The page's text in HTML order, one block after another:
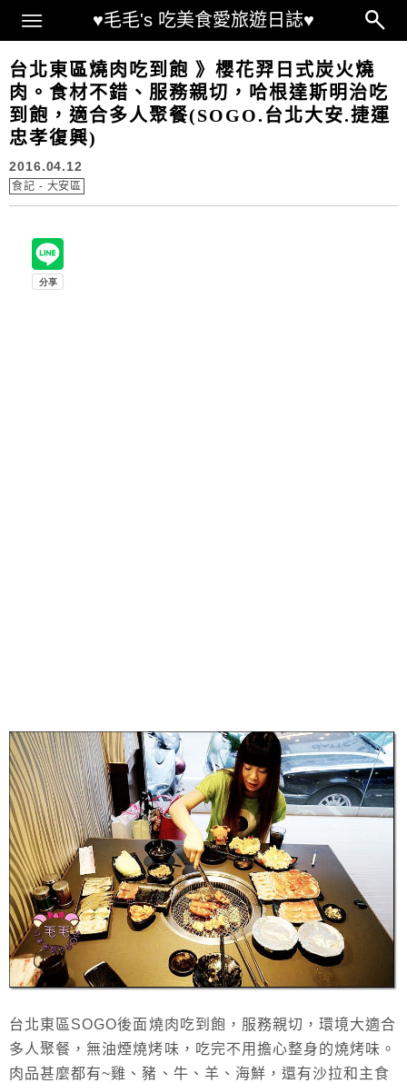
♥毛毛's 吃美食愛旅遊日誌♥
Main Menu
台北東區燒肉吃到飽 》櫻花羿日式炭火燒
肉。食材不錯、服務親切，哈根達斯明治吃
到飽，適合多人聚餐(SOGO.台北大安.捷運
忠孝復興)
2016.04.12
食記 - 大安區
台北東區SOGO後面燒肉吃到飽，服務親切，環境大適合
多人聚餐，無油煙燒烤味，吃完不用擔心整身的燒烤味。
肉品甚麼都有~雞、豬 、 牛 、 羊 、 海鮮，還有沙拉和主食